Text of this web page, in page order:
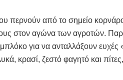
περνούν από το σημείο
στον αγώνα των αγροτών.
για να ανταλλάξουν
κρασί, ζεστό φαγητό και